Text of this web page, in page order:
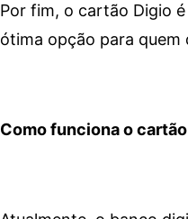
Por fim, o cartão Digio
ótima opção para
Como funciona o